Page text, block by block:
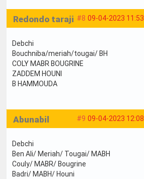
#8 09-04-2023 11:53
Redondo taraji
Debchi
Bouchniba/meriah/tougai/ BH
COLY MABR BOUGRINE
ZADDEM HOUNI
B HAMMOUDA
#9 09-04-2023 12:08
Abunabil
Debchi
Ben Ali/ Meriah/ Tougai/ MABH
Couly/ MABR/ Bougrine
Badri/ MABH/ Houni